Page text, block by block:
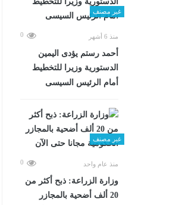
غير مصنف
منذ 6 أشهر 0
أحمد رستم يؤدى اليمين
الدستورية وزيرا للتخطيط
أمام الرئيس السيسى
غير مصنف
منذ عام واحد 0
وزارة الزراعة: ذبح أكثر من
20 ألف أضحية بالمجازر